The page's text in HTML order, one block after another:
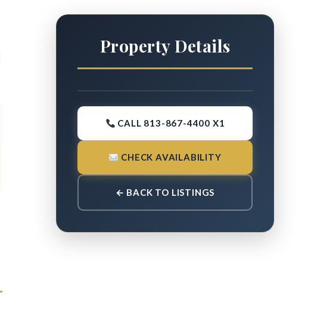
Property Details
CALL 813-867-4400 X1
CHECK AVAILABILITY
← BACK TO LISTINGS